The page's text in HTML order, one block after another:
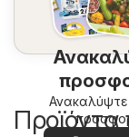
Ανακαλύψτε
Προϊόντα